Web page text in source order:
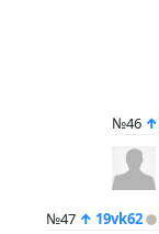
№46 ↑
№47 ↑ 19vk62